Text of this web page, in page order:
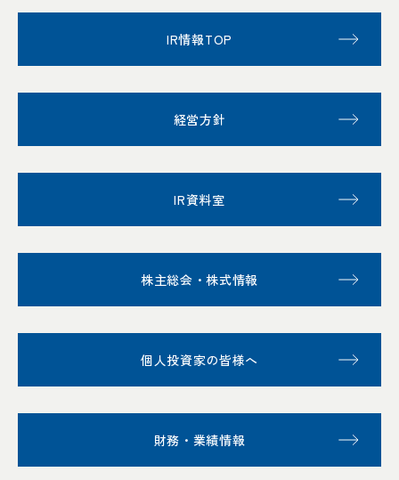
IR情報TOP
経営方針
IR資料室
株主総会・株式情報
個人投資家の皆様へ
財務・業績情報